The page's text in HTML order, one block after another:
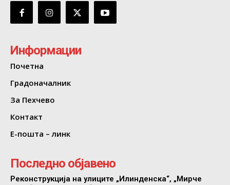
Информации
Почетна
Градоначалник
За Пехчево
Контакт
Е-пошта – линк
Последно објавено
Реконструкција на улиците „Илинденска“, „Мирче